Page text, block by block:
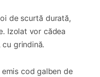
de scurtă durată,
Izolat vor cădea
cu grindină.
cod galben de